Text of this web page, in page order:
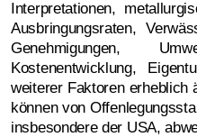
Interpretationen,
Ausbringungsraten,
Genehmigungen,
Kostenentwicklung,
weiterer Faktoren erheblich
können von
insbesondere der USA,